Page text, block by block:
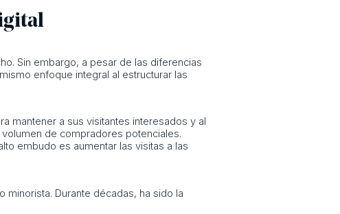
Sin embargo, a pesar de las diferencias
enfoque integral al estructurar las
mantener a sus visitantes interesados y al
de compradores potenciales.
embudo es aumentar las visitas a las
Durante décadas, ha sido la